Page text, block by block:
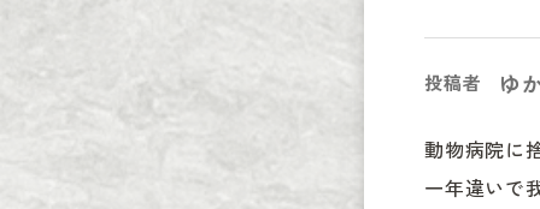
投稿者 ゆ
動物病院に
一年違いで